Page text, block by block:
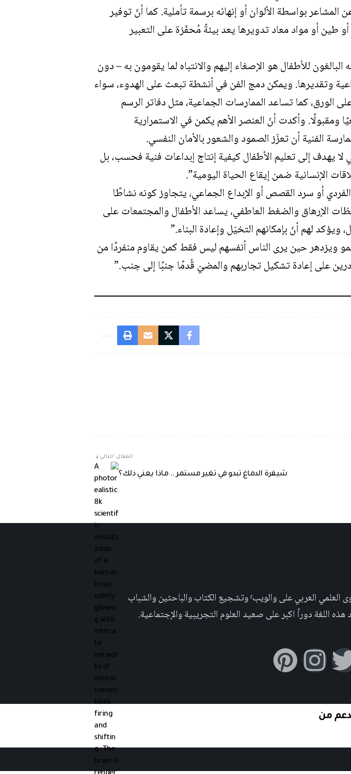
بواسطة الألوان أو إنهائه برسمة تأملية. كما أنّ توفير
أو مواد معاد تدويرها يعد بيئةً مُحفّزة على التعبير
للأطفال هو الإصغاء إليهم والانتباه لما يقومون به – دون
وتقديرها. ويمكن دمج الفن في أنشطة تبعث على الهدوء، سواء
الورق، كما تساعد الممارسات الجماعية، مثل دفاتر الرسم
ومقبولًا. وأكدت أنّ العنصر الأهم يكمن في الاستمرارية
الفنية أن تعزّز الصمود والشعور بالأمان النفسي.
يهدف إلى تعليم الأطفال كيفية إنتاج إبداعات فنية فحسب، بل
الإنسانية ضمن إيقاع الحياة اليومية”.
أو سرد القصص أو الإبداع الجماعي، يتجاوز كونه نشاطًا
الإرهاق والضغط العاطفي، يساعد الأطفال والمجتمعات على
ويؤكد لهم أنّ بإمكانهم التخيّل وإعادة البناء.”
ويزدهر حين يرى الناس أنفسهم ليس فقط كمن يقاوم منفردًا من
على إعادة تشكيل تجاربهم والمضيّ قُدمًا جنبًا إلى جنب.”
المقال التالي
شيفرة الدماغ تبدو في تغير مستمر .. ماذا يعني ذلك؟
مجلة علمية عربية غير ربحية، تهدف الى إثراء المحتوى العلمي العربي على والويب٬ وتشجيع الكتاب والباحثين والشباب
من